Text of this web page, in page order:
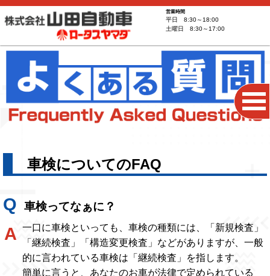
営業時間
平日 8:30～18:00
土曜日 8:30～17:00
車検についてのFAQ
車検ってなぁに？
一口に車検といっても、車検の種類には、「新規検査」
「継続検査」「構造変更検査」などがありますが、一般
的に言われている車検は「継続検査」を指します。
簡単に言うと、あなたのお車が法律で定められている